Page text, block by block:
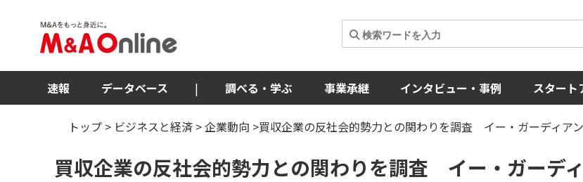
速報 データベース | 調べる・学ぶ 事業承継 インタビュー・事例 スタート
トップ > ビジネスと経済 >企業動向 >買収企業の反社会的勢力との関わりを調査 イー・ガーディアン
買収企業の反社会的勢力との関わりを調査 イー・ガーデ